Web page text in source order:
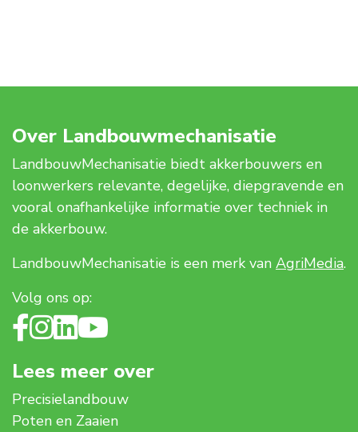
Over Landbouwmechanisatie
LandbouwMechanisatie biedt akkerbouwers en
loonwerkers relevante, degelijke, diepgravende en
vooral onafhankelijke informatie over techniek in
de akkerbouw.
LandbouwMechanisatie is een merk van AgriMedia.
Volg ons op:
Lees meer over
Precisielandbouw
Poten en Zaaien